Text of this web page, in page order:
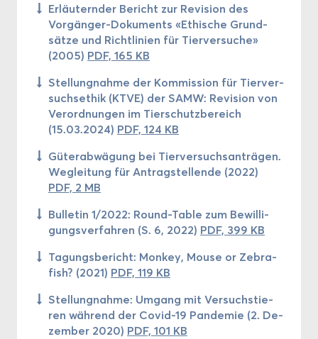
Er­läu­tern­der Be­richt zur Re­vi­si­on des
Vorgänger-​Dokuments «Ethi­sche Grund­
sät­ze und Richt­li­ni­en für Tier­ver­su­che»
(2005) PDF, 165 KB
Stel­lung­nah­me der Kom­mis­si­on für Tier­ver­
suchs­ethik (KTVE) der SAMW: Re­vi­si­on von
Ver­ord­nun­gen im Tier­schutz­be­reich
(15.03.2024) PDF, 124 KB
Gü­ter­ab­wä­gung bei Tier­ver­suchs­an­trä­gen.
Weg­lei­tung für An­trag­stel­len­de (2022)
PDF, 2 MB
Bul­le­tin 1/2022: Round-​Table zum Be­wil­li­
gungs­ver­fah­ren (S. 6, 2022) PDF, 399 KB
Ta­gungs­be­richt: Mon­key, Mouse or Ze­bra­
fi­sh? (2021) PDF, 119 KB
Stel­lung­nah­me: Um­gang mit Ver­suchs­tie­
ren wäh­rend der Covid-​19 Pan­de­mie (2. De­
zem­ber 2020) PDF, 101 KB